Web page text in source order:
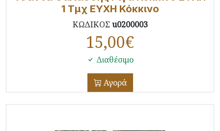
1 Τμχ ΕΥΧΗ Κόκκινο
ΚΩΔΙΚΟΣ u0200003
15,00€
Διαθέσιμο
Αγορά